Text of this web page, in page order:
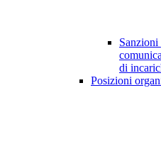
Sanzioni
di
Posizioni